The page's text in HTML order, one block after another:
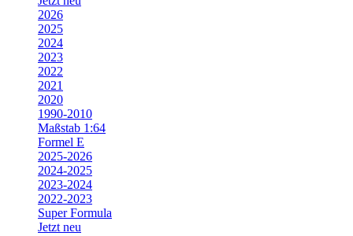
2026
2025
2024
2023
2022
2021
2020
1990-2010
Maßstab 1:64
Formel E
2025-2026
2024-2025
2023-2024
2022-2023
Super Formula
Jetzt neu